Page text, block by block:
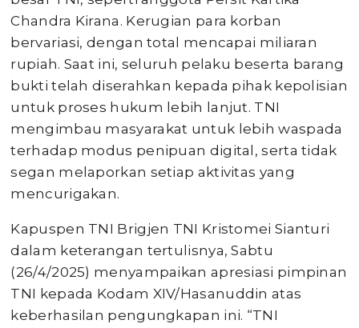
Chandra Kirana. Kerugian para korban
bervariasi, dengan total mencapai miliaran
rupiah. Saat ini, seluruh pelaku beserta barang
bukti telah diserahkan kepada pihak kepolisian
untuk proses hukum lebih lanjut. TNI
mengimbau masyarakat untuk lebih waspada
terhadap modus penipuan digital, serta tidak
segan melaporkan setiap aktivitas yang
mencurigakan.
Kapuspen TNI Brigjen TNI Kristomei Sianturi
dalam keterangan tertulisnya, Sabtu
(26/4/2025) menyampaikan apresiasi pimpinan
TNI kepada Kodam XIV/Hasanuddin atas
keberhasilan pengungkapan ini. “TNI